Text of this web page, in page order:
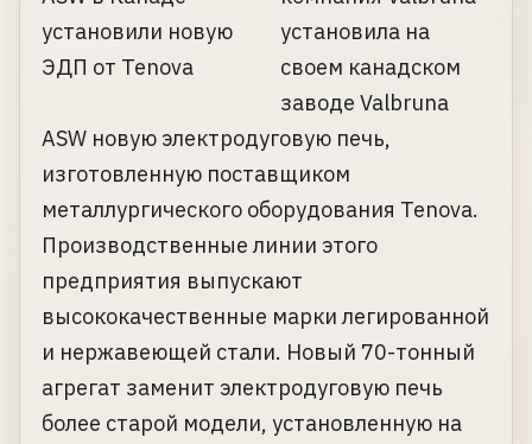
установила на
своем канадском
заводе Valbruna
ASW новую электродуговую печь,
изготовленную поставщиком
металлургического оборудования Tenova.
Производственные линии этого
предприятия выпускают
высококачественные марки легированной
и нержавеющей стали. Новый 70-тонный
агрегат заменит электродуговую печь
более старой модели, установленную на